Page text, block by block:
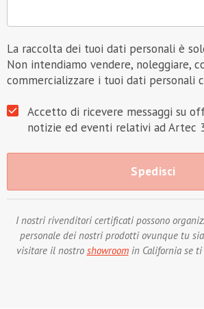
La raccolta dei tuoi dati personali è
Non intendiamo vendere, noleggiare,
commercializzare i tuoi dati personali
Accetto di ricevere messaggi su
notizie ed eventi relativi ad Artec
I nostri rivenditori certificati possono
personale dei nostri prodotti ovunque tu
visitare il nostro showroomin California se ti